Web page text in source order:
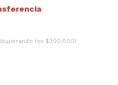
(superando los $300.000)